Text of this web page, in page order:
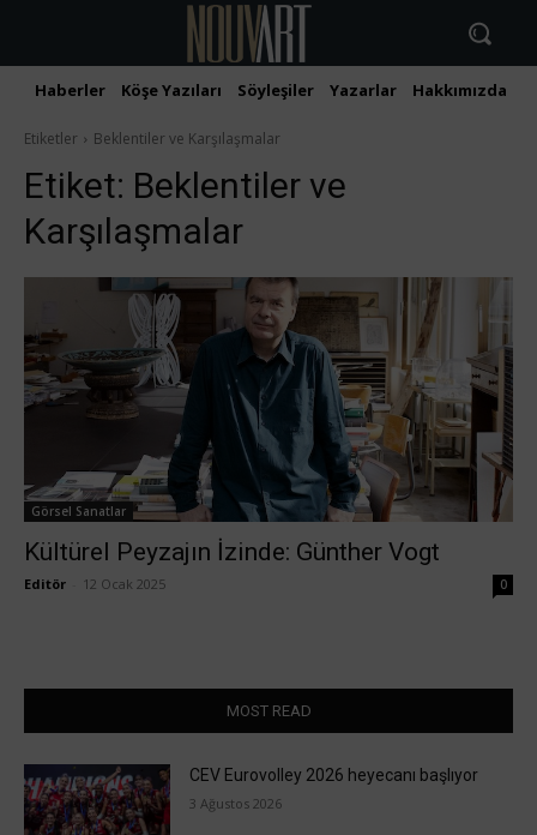
Haberler Köşe Yazıları Söyleşiler Yazarlar Hakkımızda
Etiketler Beklentiler ve Karşılaşmalar
Etiket: Beklentiler ve
Karşılaşmalar
Görsel Sanatlar
Kültürel Peyzajın İzinde: Günther Vogt
Editör 12 Ocak 2025 0
MOST READ
CEV Eurovolley 2026 heyecanı başlıyor
3 Ağustos 2026